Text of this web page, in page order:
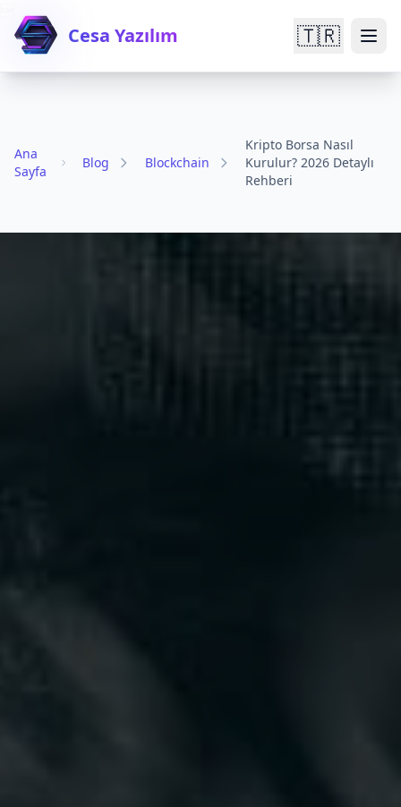
Cesa Yazılım 🇹🇷
Ana
Sayfa
Blog Blockchain
Kripto Borsa Nasıl
Kurulur? 2026 Detaylı
Rehberi